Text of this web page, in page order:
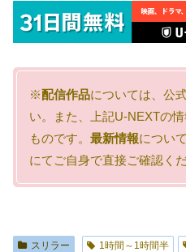
※配信作品については、公
い。また、上記U-NEXTの
ものです。 最新情報につい
にてご自身で直接ご確認くだ
スリラー 1時間～1時間半